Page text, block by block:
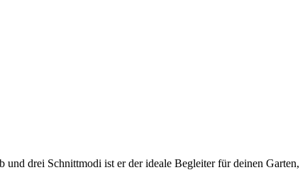
drei Schnittmodi ist er der ideale Begleiter für deinen Garten,